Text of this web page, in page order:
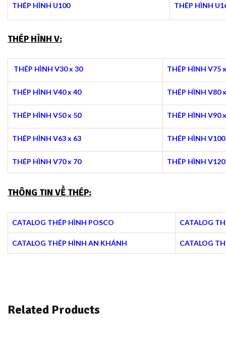
THÉP HÌNH U100 THÉP HÌNH
THÉP HÌNH V:
THÉP HÌNH V30 x 30 THÉP HÌNH V75
THÉP HÌNH V40 x 40 THÉP HÌNH V80
THÉP HÌNH V50 x 50 THÉP HÌNH V90
THÉP HÌNH V63 x 63 THÉP HÌNH
THÉP HÌNH V70 x 70 THÉP HÌNH
THÔNG TIN VỀ THÉP:
CATALOG THÉP HÌNH POSCO CATALOG
CATALOG THÉP HÌNH AN KHÁNH CATALOG
Related Products